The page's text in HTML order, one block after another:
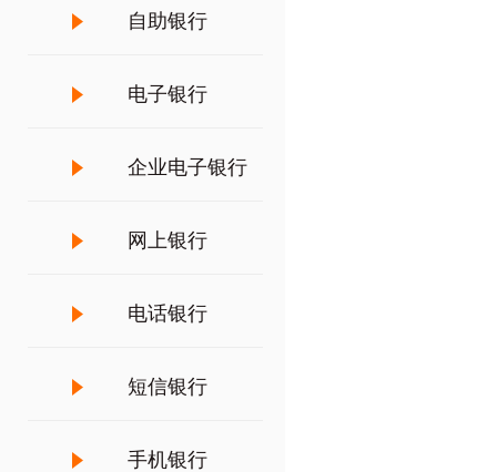
自助银行
电子银行
企业电子银行
网上银行
电话银行
短信银行
手机银行